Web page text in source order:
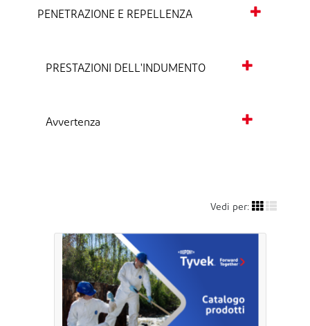
PENETRAZIONE E REPELLENZA
PRESTAZIONI DELL'INDUMENTO
Avvertenza
Vedi per: